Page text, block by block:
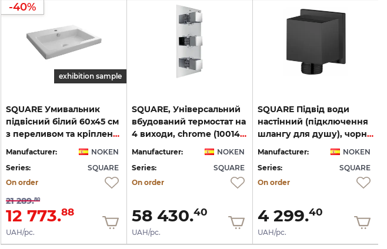
exhibition sample
-40%
SQUARE Умивальник
підвісний білий 60х45 см
з переливом та кріпленням (100090017)
Manufacturer:
NOKEN
Series:
SQUARE
On order
21 289.80
12 773.88
UAH/pc.
SQUARE, Універсальний
вбудований термостат на
4 виходи, chrome (100140919)
Manufacturer:
NOKEN
Series:
SQUARE
On order
58 430.40
UAH/pc.
SQUARE Підвід води
настінний (підключення
шлангу для душу), чорний (100213229)
Manufacturer:
NOKEN
Series:
SQUARE
On order
4 299.40
UAH/pc.